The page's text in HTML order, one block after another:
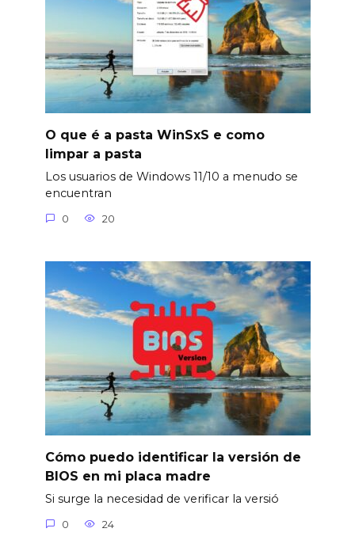
O que é a pasta WinSxS e como
limpar a pasta
Los usuarios de Windows 11/10 a menudo se
encuentran
0 20
Cómo puedo identificar la versión de
BIOS en mi placa madre
Si surge la necesidad de verificar la versió
0 24